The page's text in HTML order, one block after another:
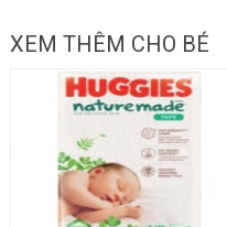
XEM THÊM CHO BÉ